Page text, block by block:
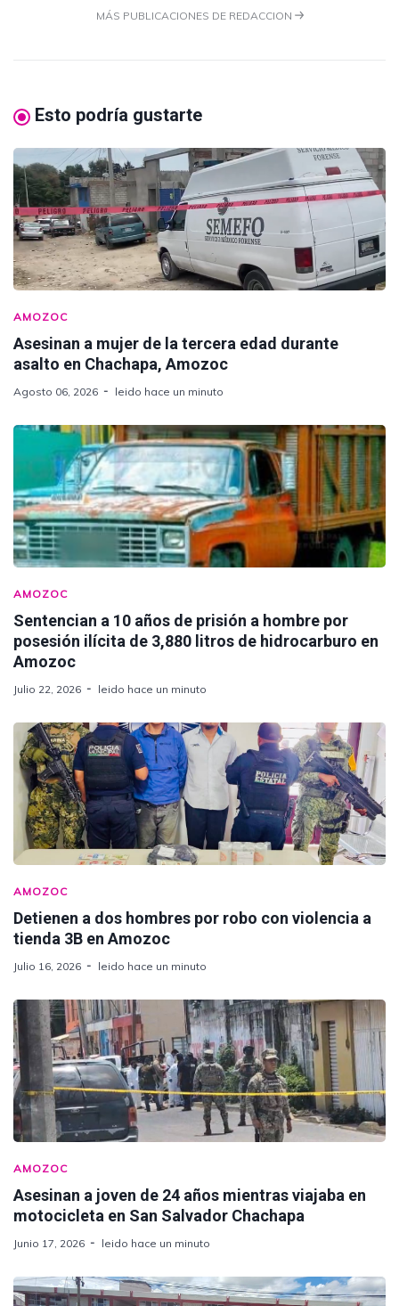
MÁS PUBLICACIONES DE REDACCION
Esto podría gustarte
AMOZOC
Asesinan a mujer de la tercera edad durante
asalto en Chachapa, Amozoc
Agosto 06, 2026 leido hace un minuto
AMOZOC
Sentencian a 10 años de prisión a hombre por
posesión ilícita de 3,880 litros de hidrocarburo en
Amozoc
Julio 22, 2026 leido hace un minuto
AMOZOC
Detienen a dos hombres por robo con violencia a
tienda 3B en Amozoc
Julio 16, 2026 leido hace un minuto
AMOZOC
Asesinan a joven de 24 años mientras viajaba en
motocicleta en San Salvador Chachapa
Junio 17, 2026 leido hace un minuto